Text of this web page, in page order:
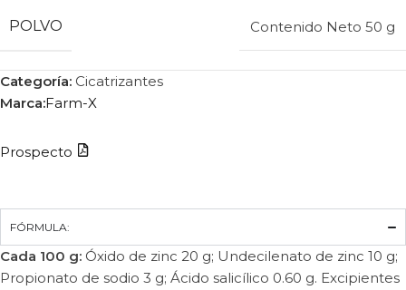
POLVO Contenido Neto 50 g
Categoría: Cicatrizantes
Marca:Farm-X
Prospecto
FÓRMULA:
Cada 100 g: Óxido de zinc 20 g; Undecilenato de zinc 10 g;
Propionato de sodio 3 g; Ácido salicílico 0.60 g. Excipientes